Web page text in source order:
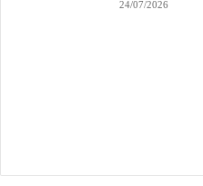
24/07/2026